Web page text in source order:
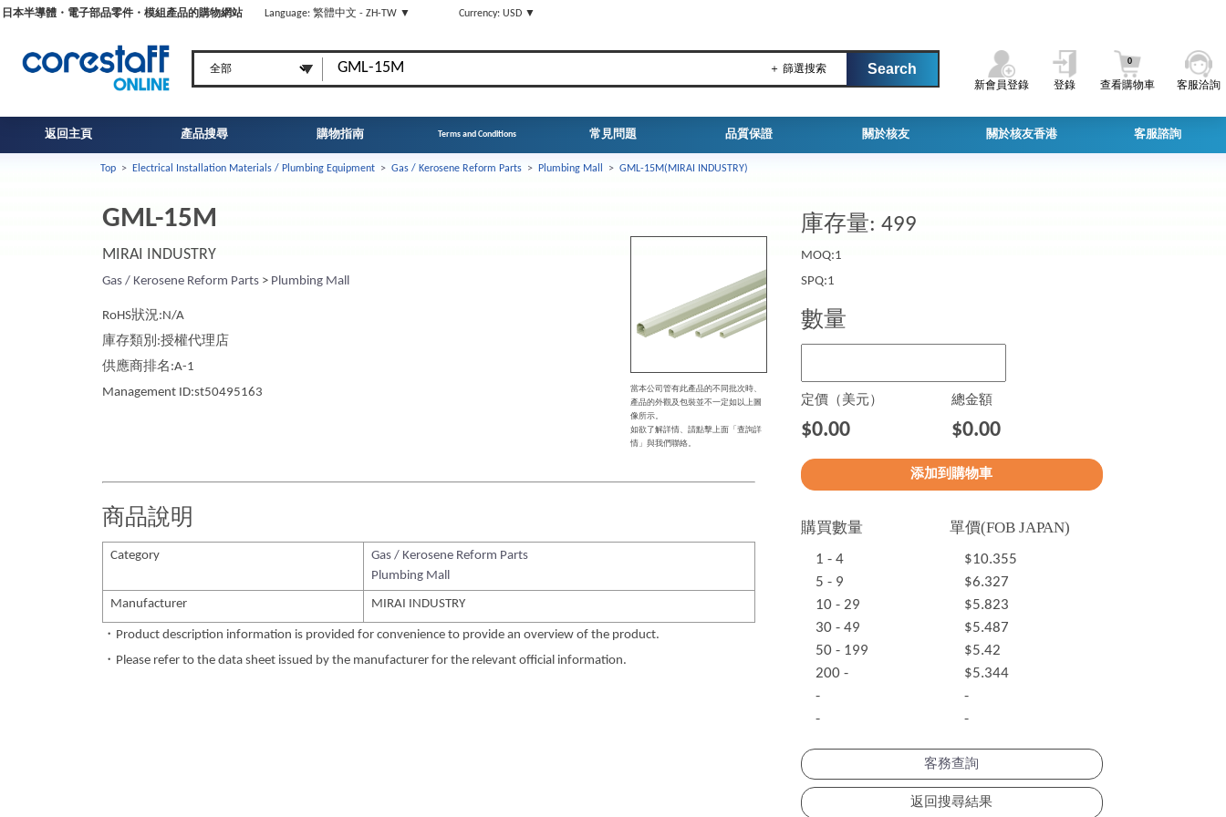
日本半導體・電子部品零件・模組產品的購物網站 Language: 繁體中文 - ZH-TW ▼ Currency: USD ▼
＋ 篩選搜索
新會員登錄 登錄 查看購物車
0
客服洽詢
返回主頁 產品搜尋 購物指南 Terms and Conditions 常見問題 品質保證 關於核友 關於核友香港 客服諮詢
Top > Electrical Installation Materials / Plumbing Equipment > Gas / Kerosene Reform Parts > Plumbing Mall > GML-15M(MIRAI INDUSTRY)
GML-15M
MIRAI INDUSTRY
Gas / Kerosene Reform Parts > Plumbing Mall
RoHS狀況:N/A
庫存類別:授權代理店
供應商排名:A-1
Management ID:st50495163
當本公司管有此產品的不同批次時、
產品的外觀及包裝並不一定如以上圖
像所示。
如欲了解詳情、請點擊上面「查詢詳
情」與我們聯絡。
商品說明
Category
Gas / Kerosene Reform Parts
Plumbing Mall
Manufacturer MIRAI INDUSTRY
・Product description information is provided for convenience to provide an overview of the product.
・Please refer to the data sheet issued by the manufacturer for the relevant official information.
庫存量: 499
MOQ:1
SPQ:1
數量
定價（美元） 總金額
$0.00 $0.00
購買數量 單價(FOB JAPAN)
1 - 4
$10.355
5 - 9
$6.327
10 - 29
$5.823
30 - 49
$5.487
50 - 199
$5.42
200 -
$5.344
-
-
-
-
客務查詢